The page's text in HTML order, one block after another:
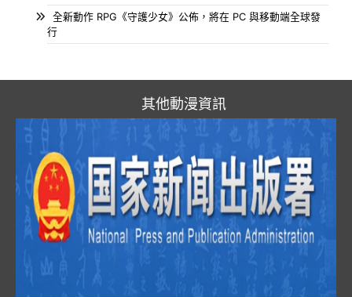
全新動作 RPG《守護少女》公佈，將在 PC 與移動端全球發
行
其他動漫資訊